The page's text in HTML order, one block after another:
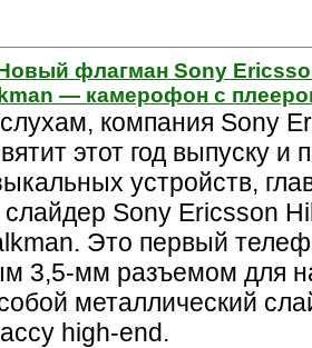
флагман Sony
— камерофон с
компания Sony
этот год выпуску и
устройств,
слайдер Sony Ericsson
Это первый
3,5-мм разъемом для
металлический
high-end.